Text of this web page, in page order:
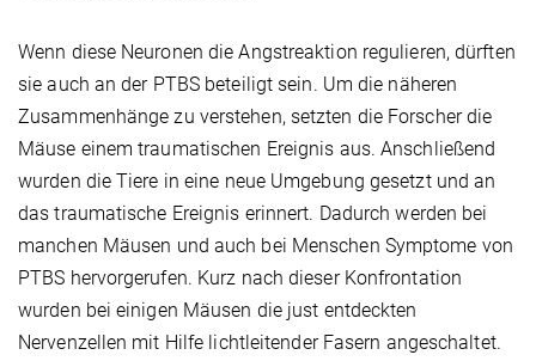
Wenn diese Neuronen die Angstreaktion regulieren, dürften
sie auch an der PTBS beteiligt sein. Um die näheren
Zusammenhänge zu verstehen, setzten die Forscher die
Mäuse einem traumatischen Ereignis aus. Anschließend
wurden die Tiere in eine neue Umgebung gesetzt und an
das traumatische Ereignis erinnert. Dadurch werden bei
manchen Mäusen und auch bei Menschen Symptome von
PTBS hervorgerufen. Kurz nach dieser Konfrontation
wurden bei einigen Mäusen die just entdeckten
Nervenzellen mit Hilfe lichtleitender Fasern angeschaltet.